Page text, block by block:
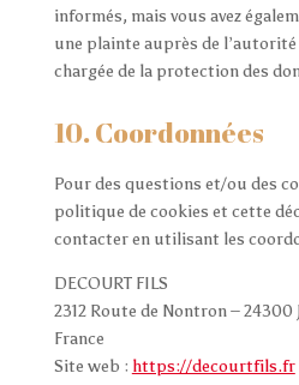
informés, mais vous avez
une plainte auprès de
chargée de la protection des
10. Coordonnées
Pour des questions et/ou des
politique de cookies et cette
contacter en utilisant les
DECOURT FILS
2312 Route de Nontron – 24300
France
Site web : https://decourtfils.fr